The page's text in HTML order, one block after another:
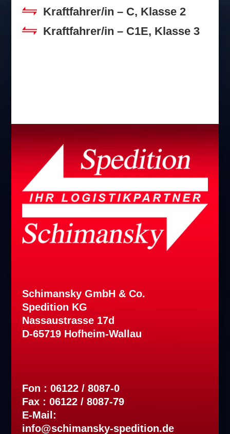
Kraftfahrer/in – C, Klasse 2
Kraftfahrer/in – C1E, Klasse 3
Schimansky GmbH & Co.
Spedition KG
Nassaustrasse 17d
D-65719 Hofheim-Wallau
Fon : 06122 / 8087-0
Fax : 06122 / 8087-79
E-Mail:
info@schimansky-spedition.de